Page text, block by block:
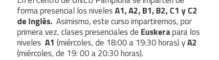
forma presencial los nivelesA1, A2, B1, B2, C1 y C2
de Inglés. Asimismo, este curso impartiremos, por
primera vez, clases presenciales de Euskerapara los
niveles A1 (miércoles, de 18:00 a 19:30 horas) yA2
(miércoles, de 19: 00 a 20:30 horas).